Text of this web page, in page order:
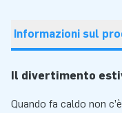
Informazioni sul
Il divertimento
Quando fa caldo non